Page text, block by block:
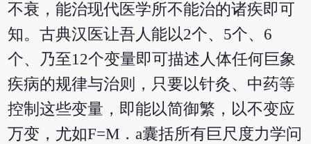
不衰，能治现代医学所不能治的诸疾即可
知。古典汉医让吾人能以2个、5个、6
个、乃至12个变量即可描述人体任何巨象
疾病的规律与治则，只要以针灸、中药等
控制这些变量，即能以简御繁，以不变应
万变，尤如F=M．a囊括所有巨尺度力学问